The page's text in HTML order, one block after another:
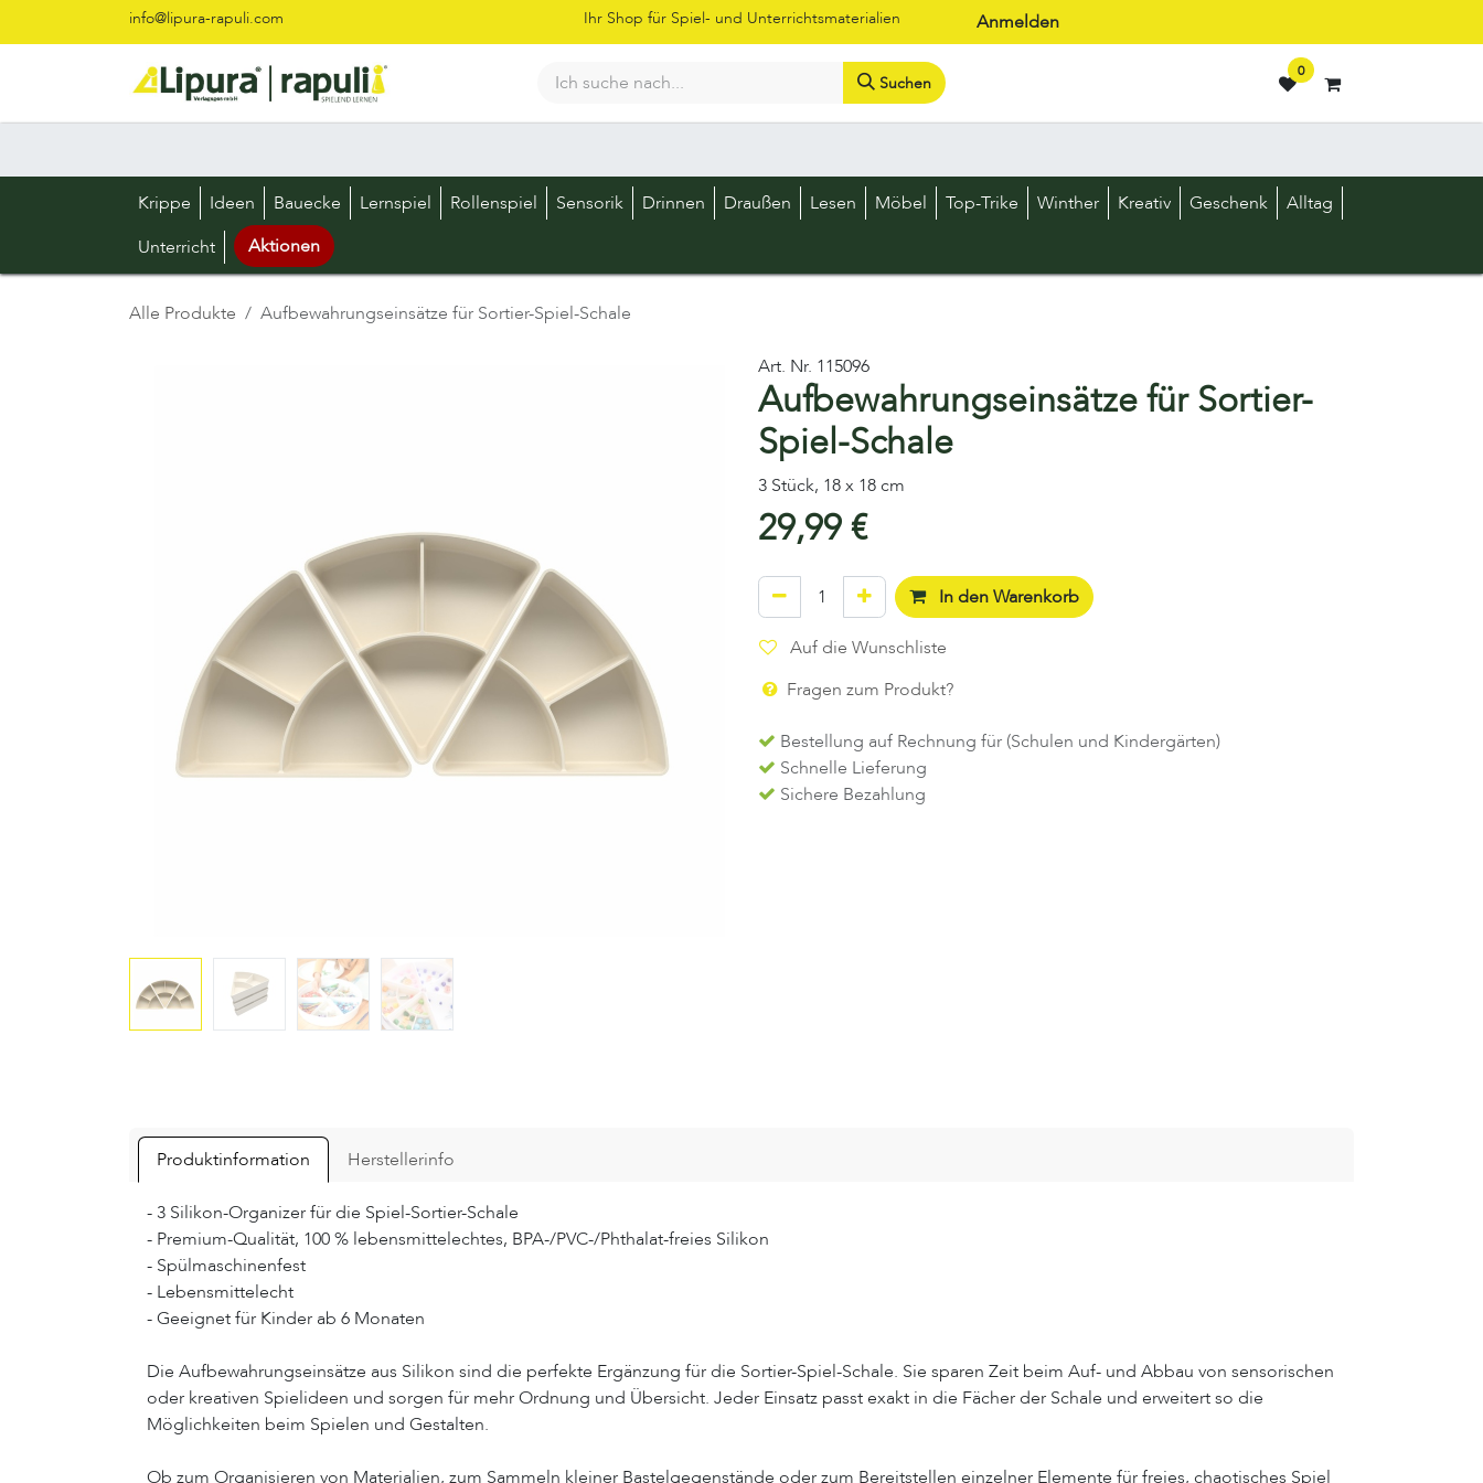
Zum Inhalt springeninfo@lipura-rapuli.com Ihr Shop für Spiel- und Unterrichtsmaterialien Anmelden
Suchen
0
Krippe Ideen Bauecke Lernspiel Rollenspiel Sensorik Drinnen Draußen Lesen Möbel Top-Trike Winther Kreativ Geschenk
Alltag
Unterricht
Aktionen
Alle Produkte Aufbewahrungseinsätze für Sortier-Spiel-Schale
Art. Nr. 115096
Aufbewahrungseinsätze für Sortier-
Spiel-Schale
3 Stück, 18 x 18 cm
29,99€
In den Warenkorb
Auf die Wunschliste
Fragen zum Produkt?
Bestellung auf Rechnung für (Schulen und Kindergärten)
Schnelle Lieferung
Sichere Bezahlung
Produktinformation Herstellerinfo
- 3 Silikon-Organizer für die Spiel-Sortier-Schale
- Premium-Qualität, 100 % lebensmittelechtes, BPA-/PVC-/Phthalat-freies Silikon
- Spülmaschinenfest
- Lebensmittelecht
- Geeignet für Kinder ab 6 Monaten
Die Aufbewahrungseinsätze aus Silikon sind die perfekte Ergänzung für die Sortier-Spiel-Schale. Sie sparen Zeit beim Auf- und Abbau von sensorischen
oder kreativen Spielideen und sorgen für mehr Ordnung und Übersicht. Jeder Einsatz passt exakt in die Fächer der Schale und erweitert so die
Möglichkeiten beim Spielen und Gestalten.
Ob zum Organisieren von Materialien, zum Sammeln kleiner Bastelgegenstände oder zum Bereitstellen einzelner Elemente für freies, chaotisches Spiel